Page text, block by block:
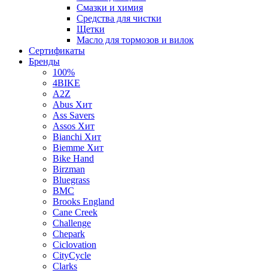
Смазки и химия
Средства для чистки
Щетки
Масло для тормозов и вилок
Сертификаты
Бренды
100%
4BIKE
A2Z
Abus Хит
Ass Savers
Assos Хит
Bianchi Хит
Biemme Хит
Bike Hand
Birzman
Bluegrass
BMC
Brooks England
Cane Creek
Challenge
Chepark
Ciclovation
CityCycle
Clarks